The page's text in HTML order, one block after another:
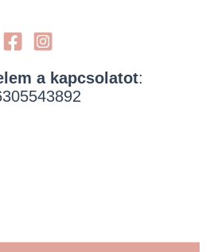
a kapcsolatot: